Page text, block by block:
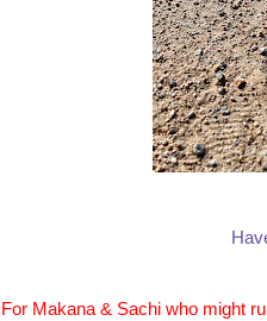
For Makana & Sachi who might